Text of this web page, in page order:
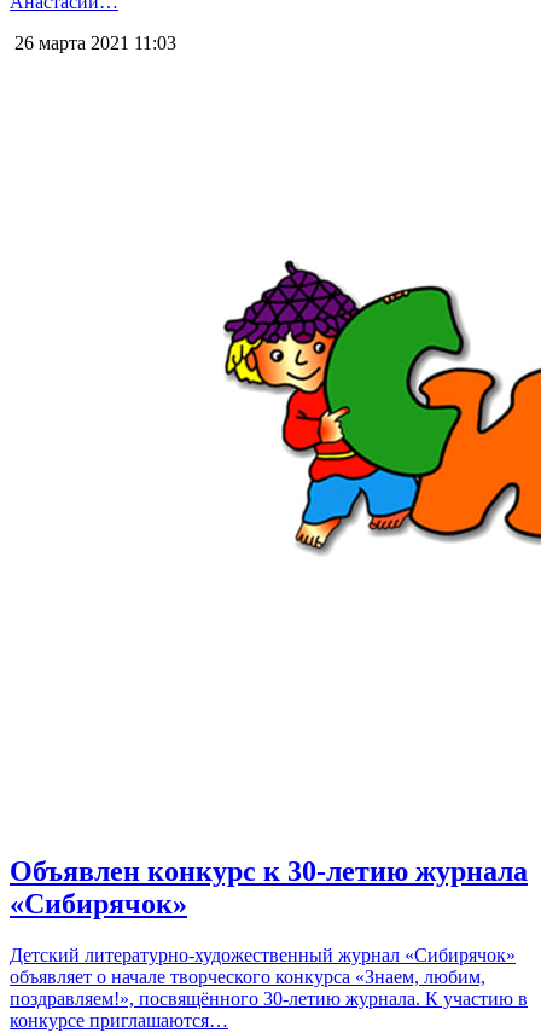
26 марта 2021 11:03
Объявлен конкурс к 30-летию журнала
«Сибирячок»
Детский литературно-художественный журнал «Сибирячок»
объявляет о начале творческого конкурса «Знаем, любим,
поздравляем!», посвящённого 30-летию журнала. К участию в
конкурсе приглашаются…